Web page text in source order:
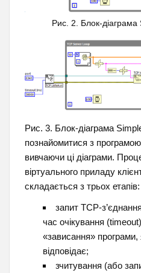
Рис. 2. Блок-
Рис. 3. Блок-діаграма
познайомитися з
вивчаючи ці діаграми.
віртуального приладу
складається з трьох етапів:
запит TCP-
час очікування
«зависання»
відповідає;
зчитування (або